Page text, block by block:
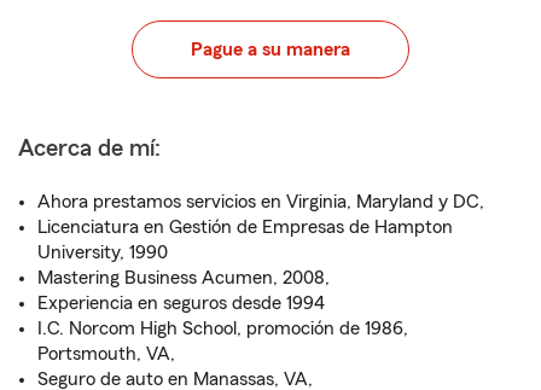
Pague a su manera
Acerca de mí:
Ahora prestamos servicios en Virginia, Maryland y DC,
Licenciatura en Gestión de Empresas de Hampton
University, 1990
Mastering Business Acumen, 2008,
Experiencia en seguros desde 1994
I.C. Norcom High School, promoción de 1986,
Portsmouth, VA,
Seguro de auto en Manassas, VA,